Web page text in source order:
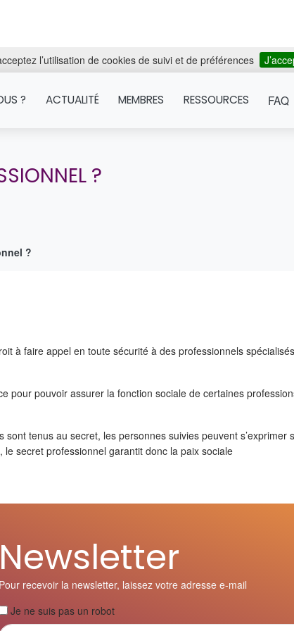
l’utilisation de cookies de suivi et de préférences
? ACTUALITÉ MEMBRES RESSOURCES FAQ
?
?
à faire appel en toute sécurité à des professionnels
pour pouvoir assurer la fonction sociale de certaines
sont tenus au secret, les personnes suivies peuvent
le secret professionnel garantit donc la paix sociale
Newsletter
Pour recevoir la newsletter, laissez votre adresse e-mail
Je ne suis pas un robot